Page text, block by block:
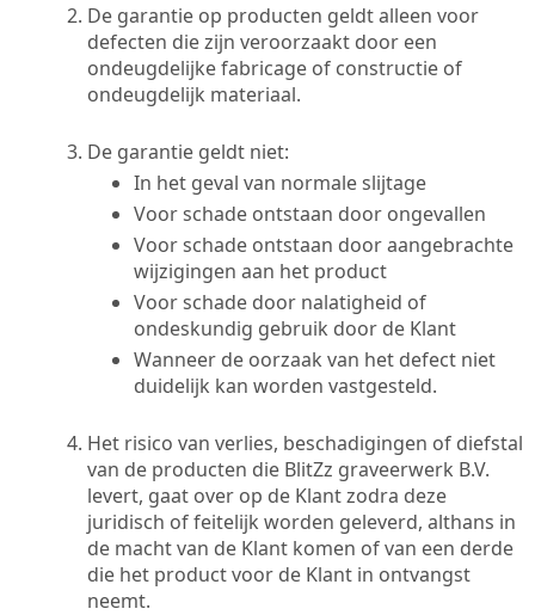
De garantie op producten geldt alleen voor
defecten die zijn veroorzaakt door een
ondeugdelijke fabricage of constructie of
ondeugdelijk materiaal.
De garantie geldt niet:
In het geval van normale slijtage
Voor schade ontstaan door ongevallen
Voor schade ontstaan door aangebrachte
wijzigingen aan het product
Voor schade door nalatigheid of
ondeskundig gebruik door de Klant
Wanneer de oorzaak van het defect niet
duidelijk kan worden vastgesteld.
Het risico van verlies, beschadigingen of diefstal
van de producten die BlitZz graveerwerk B.V.
levert, gaat over op de Klant zodra deze
juridisch of feitelijk worden geleverd, althans in
de macht van de Klant komen of van een derde
die het product voor de Klant in ontvangst
neemt.